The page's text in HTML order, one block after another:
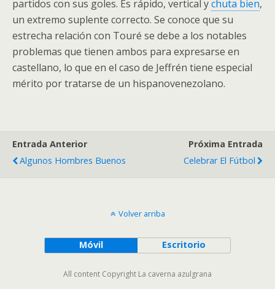
partidos con sus goles. Es rápido, vertical ychuta bien,
un extremo suplente correcto. Se conoce que su
estrecha relación con Touré se debe a los notables
problemas que tienen ambos para expresarse en
castellano, lo que en el caso de Jeffrén tiene especial
mérito por tratarse de un hispanovenezolano.
Entrada Anterior
Algunos Hombres Buenos
Próxima Entrada
Celebrar El Fútbol
Volver arriba
Móvil Escritorio
All content Copyright La caverna azulgrana